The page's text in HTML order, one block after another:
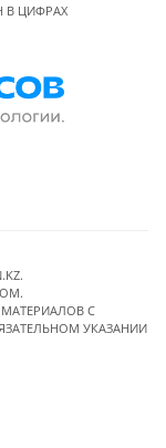
В ЦИФРАХ
C
УКАЗАНИИ